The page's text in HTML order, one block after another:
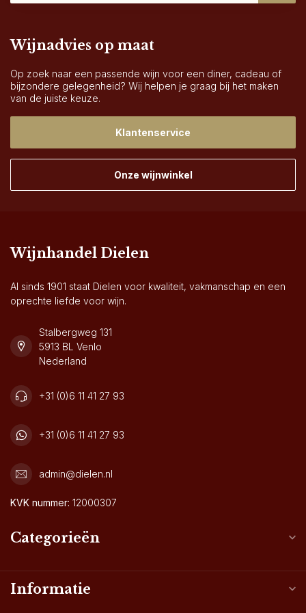
Wijnadvies op maat
Op zoek naar een passende wijn voor een diner, cadeau of
bijzondere gelegenheid? Wij helpen je graag bij het maken
van de juiste keuze.
Klantenservice
Onze wijnwinkel
Wijnhandel Dielen
Al sinds 1901 staat Dielen voor kwaliteit, vakmanschap en een
oprechte liefde voor wijn.
Stalbergweg 131
5913 BL Venlo
Nederland
+31 (0)6 11 41 27 93
+31 (0)6 11 41 27 93
admin@dielen.nl
KVK nummer: 12000307
Categorieën
Informatie